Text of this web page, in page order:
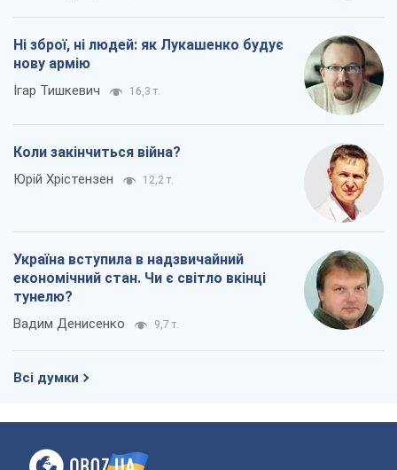
Ні зброї, ні людей: як Лукашенко будує
нову армію
Ігар Тишкевич 16,3 т.
Коли закінчиться війна?
Юрій Хрістензен 12,2 т.
Україна вступила в надзвичайний
економічний стан. Чи є світло вкінці
тунелю?
Вадим Денисенко 9,7 т.
Всі думки